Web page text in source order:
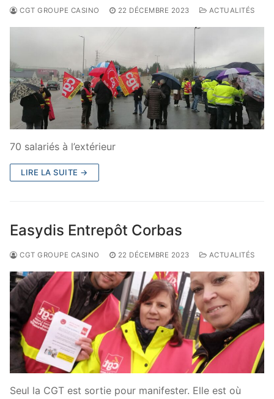
CGT GROUPE CASINO 22 DÉCEMBRE 2023 ACTUALITÉS
70 salariés à l’extérieur
LIRE LA SUITE →
Easydis Entrepôt Corbas
CGT GROUPE CASINO 22 DÉCEMBRE 2023 ACTUALITÉS
Seul la CGT est sortie pour manifester. Elle est où